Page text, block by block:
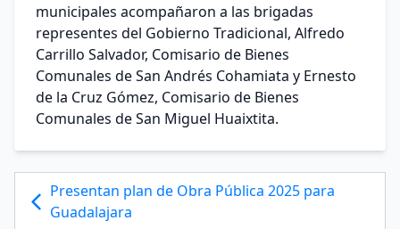
municipales acompañaron a las brigadas
representes del Gobierno Tradicional, Alfredo
Carrillo Salvador, Comisario de Bienes
Comunales de San Andrés Cohamiata y Ernesto
de la Cruz Gómez, Comisario de Bienes
Comunales de San Miguel Huaixtita.
Presentan plan de Obra Pública 2025 para
Guadalajara